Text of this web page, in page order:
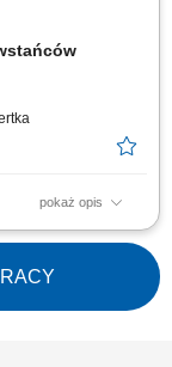
stomatologii i
pokaż opis
w zakresie
planów
planów